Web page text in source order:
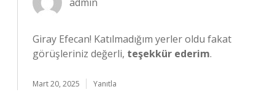
Giray Efecan! Katılmadığım yerler oldu fakat
görüşleriniz değerli, teşekkür ederim.
Mart 20, 2025 Yanıtla